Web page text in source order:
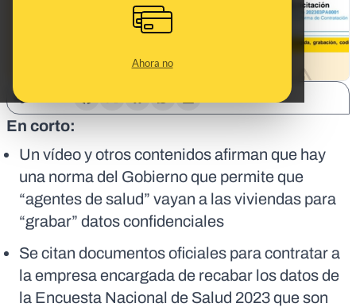
Ahora no
En corto:
Un vídeo y otros contenidos afirman que hay
una norma del Gobierno que permite que
“agentes de salud” vayan a las viviendas para
“grabar” datos confidenciales
Se citan documentos oficiales para contratar a
la empresa encargada de recabar los datos de
la Encuesta Nacional de Salud 2023 que son